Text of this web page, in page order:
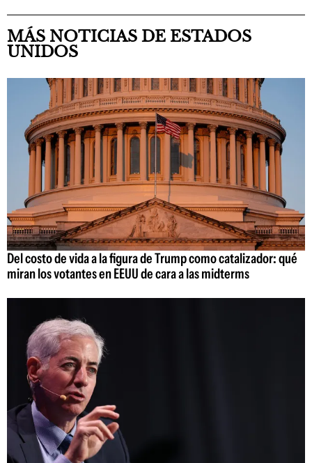
MÁS NOTICIAS DE ESTADOS
UNIDOS
Del costo de vida a la figura de Trump como catalizador: qué
miran los votantes en EEUU de cara a las midterms